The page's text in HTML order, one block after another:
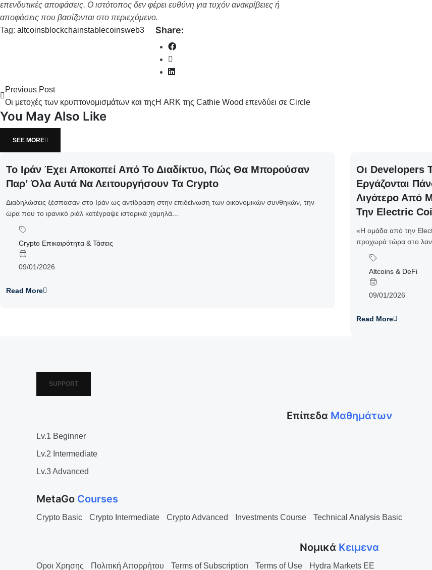
επενδυτικές αποφάσεις. Ο ιστότοπος δεν φέρει ευθύνη για τυχόν ανακρίβειες ή
αποφάσεις που βασίζονται στο περιεχόμενο.
Tag: altcoinsblockchainstablecoinsweb3 Share:
Previous Post
Οι μετοχές των κρυπτονομισμάτων και της τεχνολογίας ανεβαίνουν χάρη στα εξαιρετικά αποτελέσματα της Nvidia για το
Η ARK της Cathie Wood επενδύει σε Circle, BitMine και Bullish, καθώς οι
You May Also Like
SEE MORE
Το Ιράν Έχει Αποκοπεί Από Το Διαδίκτυο, Πώς Θα Μπορούσαν
Παρ’ Όλα Αυτά Να Λειτουργήσουν Τα Crypto
Διαδηλώσεις ξέσπασαν στο Ιράν ως αντίδραση στην επιδείνωση των οικονομικών συνθηκών, την
ώρα που το ιρανικό ριάλ κατέγραψε ιστορικά χαμηλά...
Crypto Επικαιρότητα & Τάσεις
09/01/2026
Read More
Οι Developers
Εργάζονται
Λιγότερο Από
Την Electric
«Η ομάδα από την
προχωρά τώρα στο
Altcoins & DeFi
09/01/2026
Read More
SUPPORT
Επίπεδα Μαθημάτων
Lv.1 Beginner
Lv.2 Intermediate
Lv.3 Advanced
MetaGo Courses
Crypto Basic Crypto Intermediate Crypto Advanced Investments Course Technical Analysis Basic
Νομικά Κειμενα
Οροι Χρησης Πολιτική Απορρήτου Terms of Subscription Terms of Use Hydra Markets EE